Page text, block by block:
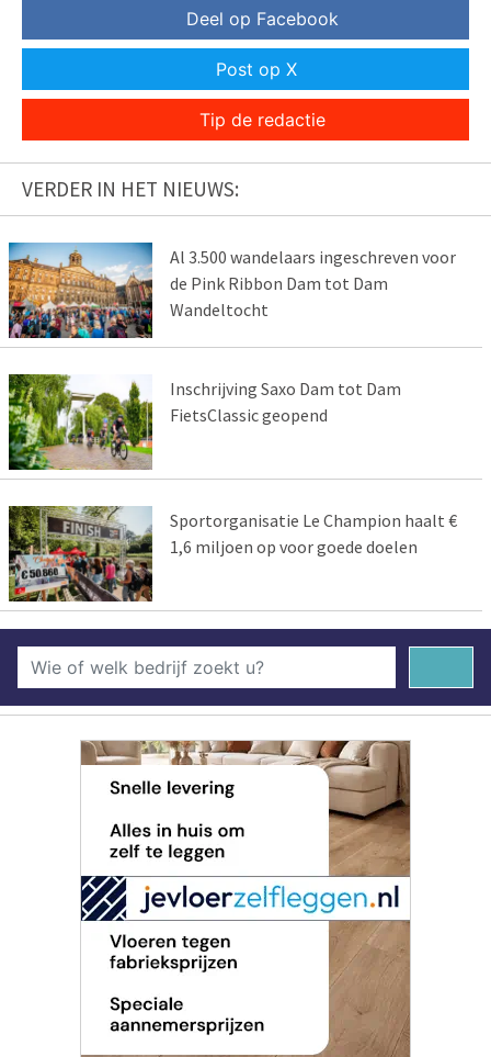
Deel op Facebook
Post op X
Tip de redactie
VERDER IN HET NIEUWS:
Al 3.500 wandelaars ingeschreven voor
de Pink Ribbon Dam tot Dam
Wandeltocht
Inschrijving Saxo Dam tot Dam
FietsClassic geopend
Sportorganisatie Le Champion haalt €
1,6 miljoen op voor goede doelen